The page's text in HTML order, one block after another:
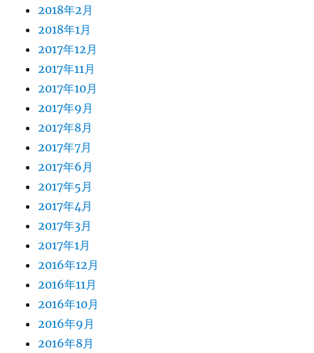
2018年2月
2018年1月
2017年12月
2017年11月
2017年10月
2017年9月
2017年8月
2017年7月
2017年6月
2017年5月
2017年4月
2017年3月
2017年1月
2016年12月
2016年11月
2016年10月
2016年9月
2016年8月